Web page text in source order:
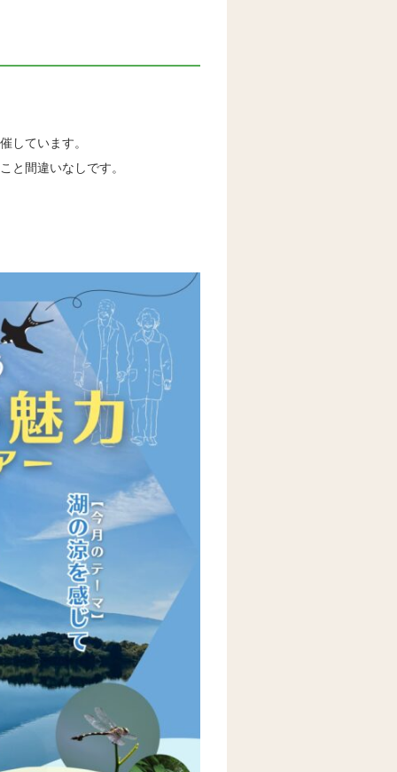
しています。
と間違いなしです。